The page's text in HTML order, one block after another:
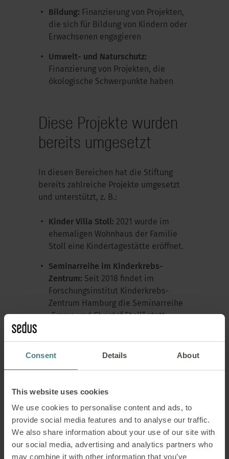
Consent Details About
This website uses cookies
We use cookies to personalise content and ads, to
provide social media features and to analyse our traffic.
We also share information about your use of our site with
our social media, advertising and analytics partners who
may combine it with other information that you’ve
Bildung: Finanzierung von Projekten,
die sich für Bildung von Kindern oder
Erwachsenen engagieren
Umwelt- und Naturschutz:
Finanzierung von Projekten, die
ökologische Schwerpunkte haben
Diese Projekte wurden
bereits umgesetzt
In diesen Bereichen hat die Stiftung
bereits zahlreiche Projekte umgesetzt
und unterstützt, z. B.:
Kinder Villa Stoll: 2021 wurde im
ehemaligen Wohnhaus der Familie
Stoll eine Kindertagestätte eröffnet.
Seminarreihe im Kinderkrebs-
Zentrum: Seit 2018 findet im
Forschungsinstitut Kinderkrebs-
Zentrum Hamburg die Seminarreihe
„Emma und Christof Stoll“ statt.
Wissenschaftler zusammengebracht
und der fachliche Austausch
suchterkrankter Eltern. Hier wird vor
Ostern gebacken, an Weihnachten
Lebkuchenhäuser gebastelt, im
Sommer Gartenspiele veranstaltet